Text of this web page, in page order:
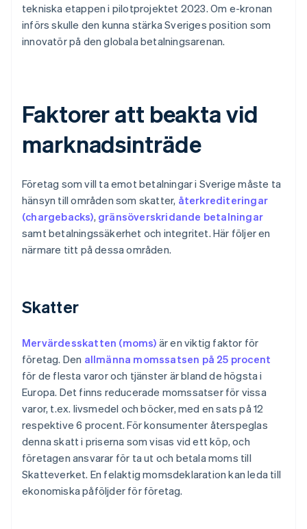
tekniska etappen i pilotprojektet 2023. Om e-kronan
införs skulle den kunna stärka Sveriges position som
innovatör på den globala betalningsarenan.
Faktorer att beakta vid
marknadsinträde
Företag som vill ta emot betalningar i Sverige måste ta
hänsyn till områden som skatter, återkrediteringar
(chargebacks), gränsöverskridande betalningar
samt betalningssäkerhet och integritet. Här följer en
närmare titt på dessa områden.
Skatter
Mervärdesskatten (moms) är en viktig faktor för
företag. Den allmänna momssatsen på 25 procent
för de flesta varor och tjänster är bland de högsta i
Europa. Det finns reducerade momssatser för vissa
varor, t.ex. livsmedel och böcker, med en sats på 12
respektive 6 procent. För konsumenter återspeglas
denna skatt i priserna som visas vid ett köp, och
företagen ansvarar för ta ut och betala moms till
Skatteverket. En felaktig momsdeklaration kan leda till
ekonomiska påföljder för företag.